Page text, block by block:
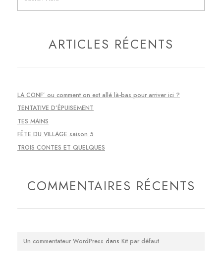
ARTICLES RÉCENTS
LA CONF’ ou comment on est allé là-bas pour arriver ici ?
TENTATIVE D’ÉPUISEMENT
TES MAINS
FÊTE DU VILLAGE saison 5
TROIS CONTES ET QUELQUES
COMMENTAIRES RÉCENTS
Un commentateur WordPress dansKit par défaut